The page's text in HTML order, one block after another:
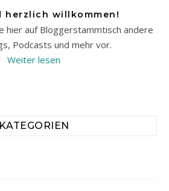
herzlich willkommen!
hier auf Bloggerstammtisch andere
Podcasts und mehr vor.
Weiter lesen
KATEGORIEN